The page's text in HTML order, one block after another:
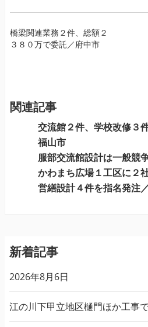
投
稿
ー
橋梁関連業務２件、総額２
３８０万で委託／府中市
関連記事
交流館２件、学校改修３
福山市
服部交流館設計は一般競
かわまち広場１工区に２
営繕設計４件を指名発注
新着記事
2026年8月6日
江の川下甲立地区樋門ほか工事